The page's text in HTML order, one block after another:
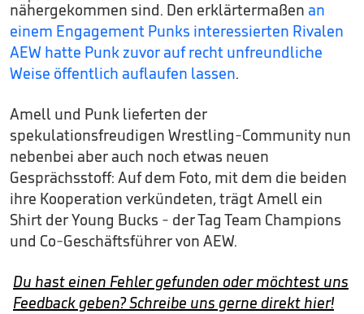
nähergekommen sind. Den erklärtermaßen an
einem Engagement Punks interessierten Rivalen
AEW hatte Punk zuvor auf recht unfreundliche
Weise öffentlich auflaufen lassen.
Amell und Punk lieferten der
spekulationsfreudigen Wrestling-Community nun
nebenbei aber auch noch etwas neuen
Gesprächsstoff: Auf dem Foto, mit dem die beiden
ihre Kooperation verkündeten, trägt Amell ein
Shirt der Young Bucks - der Tag Team Champions
und Co-Geschäftsführer von AEW.
Du hast einen Fehler gefunden oder möchtest uns
Feedback geben? Schreibe uns gerne direkt hier!